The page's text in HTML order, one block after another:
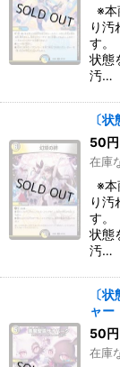
※本
り汚
す。
状態
汚…
〔
50円
在庫
※本
り汚
す。
状態
汚…
〔
ャー
50円
在庫